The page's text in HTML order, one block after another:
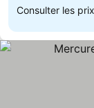
Consulter les